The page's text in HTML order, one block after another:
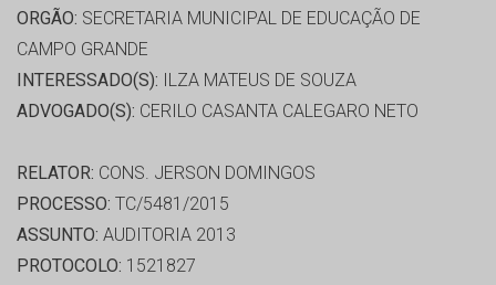
ORGÃO: SECRETARIA MUNICIPAL DE EDUCAÇÃO DE
CAMPO GRANDE
INTERESSADO(S): ILZA MATEUS DE SOUZA
ADVOGADO(S): CERILO CASANTA CALEGARO NETO
RELATOR: CONS. JERSON DOMINGOS
PROCESSO: TC/5481/2015
ASSUNTO: AUDITORIA 2013
PROTOCOLO: 1521827